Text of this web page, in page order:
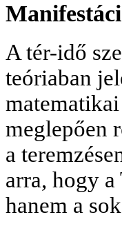
A tér-idő
teóriaban
meglepően
a
arra, hogy
hanem a